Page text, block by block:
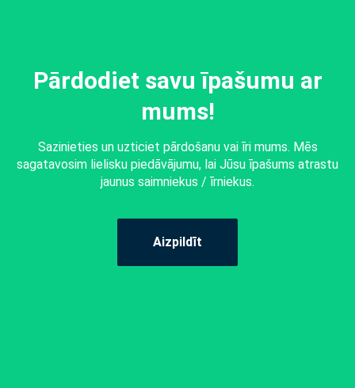
Pārdodiet savu īpašumu ar
mums!
Sazinieties un uzticiet pārdošanu vai īri mums. Mēs
sagatavosim lielisku piedāvājumu, lai Jūsu īpašums atrastu
jaunus saimniekus / īrniekus.
Aizpildīt